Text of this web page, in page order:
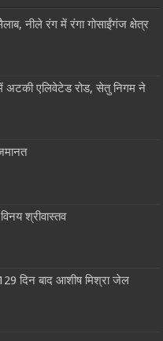
नीले रंग में रंगा गोसाईंगंज क्षेत्र
अटकी एलिवेटेड रोड, सेतु निगम ने
श्रीवास्तव
दिन बाद आशीष मिश्रा जेल